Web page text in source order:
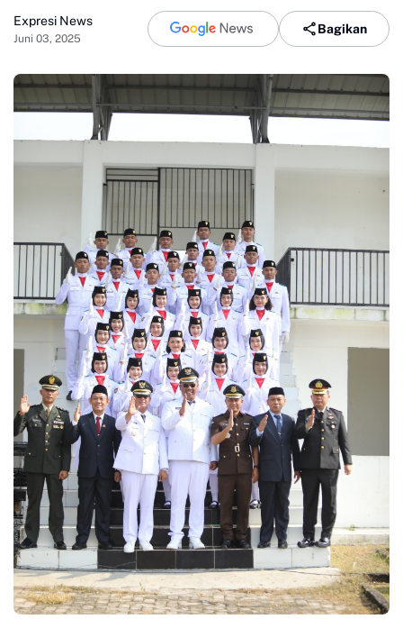
Expresi News
Juni 03, 2025
Bagikan